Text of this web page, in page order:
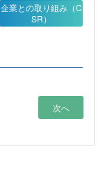
企業との取り組み（C
SR）
次へ